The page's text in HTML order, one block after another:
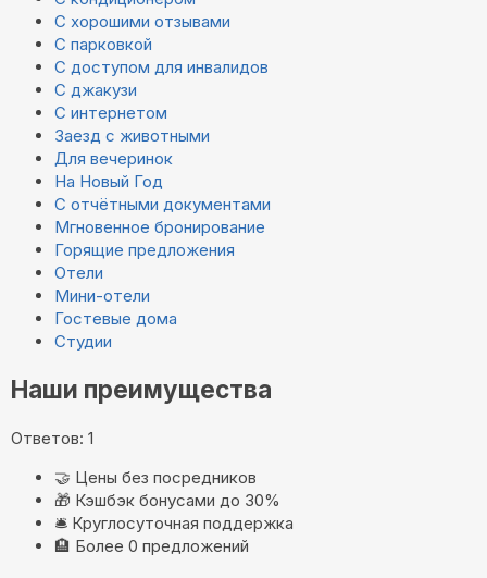
С хорошими отзывами
С парковкой
С доступом для инвалидов
С джакузи
С интернетом
Заезд с животными
Для вечеринок
На Новый Год
С отчётными документами
Мгновенное бронирование
Горящие предложения
Отели
Мини-отели
Гостевые дома
Студии
Наши преимущества
Ответов: 1
🤝 Цены без посредников
🎁 Кэшбэк бонусами до 30%
🛎️ Круглосуточная поддержка
🏨 Более 0 предложений